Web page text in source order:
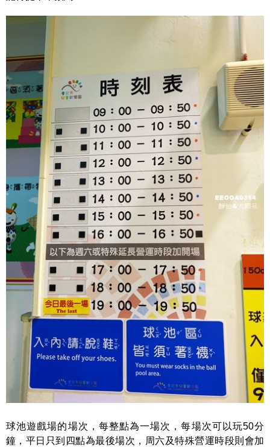
球池遊戲場的場次，每整點為一場次，每場次可以玩50分
鐘，平日只到四點為最後場次，周六及特殊營運時段則會加